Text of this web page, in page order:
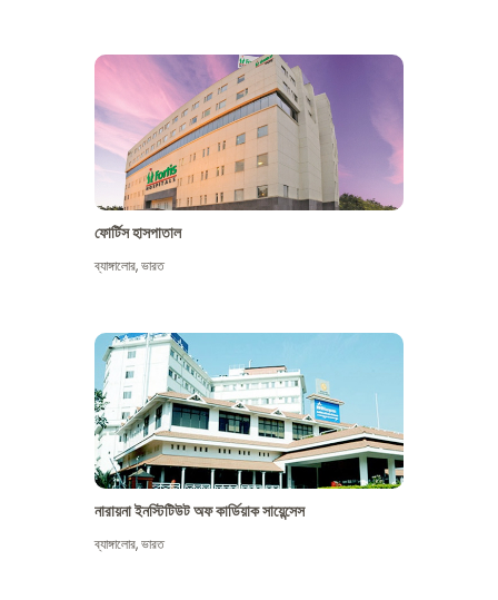
ফোর্টিস হাসপাতাল
ব্যাঙ্গালোর,ভারত
নারায়না ইনস্টিটিউট অফ কার্ডিয়াক সায়েন্সেস
ব্যাঙ্গালোর,ভারত